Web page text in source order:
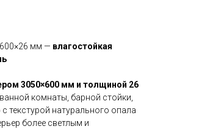
мм — влагостойкая
3050×600 мм и толщиной 26
комнаты, барной стойки,
текстурой натурального опала
более светлым и